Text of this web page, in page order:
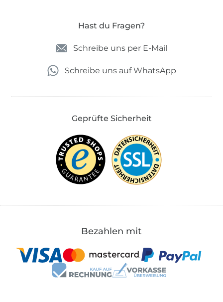
Hast du Fragen?
Schreibe uns per E-Mail
Schreibe uns auf WhatsApp
Geprüfte Sicherheit
Bezahlen mit